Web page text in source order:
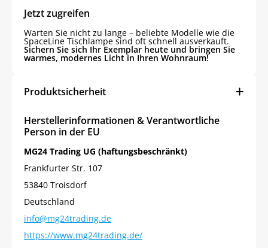
Jetzt zugreifen
Warten Sie nicht zu lange – beliebte Modelle wie die
SpaceLine Tischlampe sind oft schnell ausverkauft.
Sichern Sie sich Ihr Exemplar heute und bringen Sie
warmes, modernes Licht in Ihren Wohnraum!
Produktsicherheit
Herstellerinformationen & Verantwortliche
Person in der EU
MG24 Trading UG (haftungsbeschränkt)
Frankfurter Str. 107
53840 Troisdorf
Deutschland
info@mg24trading.de
https://www.mg24trading.de/